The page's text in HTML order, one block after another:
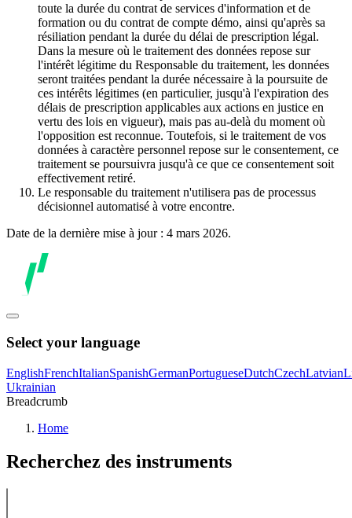
toute la durée du contrat de services d'information et de
formation ou du contrat de compte démo, ainsi qu'après sa
résiliation pendant la durée du délai de prescription légal.
Dans la mesure où le traitement des données repose sur
l'intérêt légitime du Responsable du traitement, les données
seront traitées pendant la durée nécessaire à la poursuite de
ces intérêts légitimes (en particulier, jusqu'à l'expiration des
délais de prescription applicables aux actions en justice en
vertu des lois en vigueur), mais pas au-delà du moment où
l'opposition est reconnue. Toutefois, si le traitement de vos
données à caractère personnel repose sur le consentement, ce
traitement se poursuivra jusqu'à ce que ce consentement soit
effectivement retiré.
Le responsable du traitement n'utilisera pas de processus
décisionnel automatisé à votre encontre.
Date de la dernière mise à jour : 4 mars 2026.
Select your language
EnglishFrenchItalianSpanishGermanPortugueseDutchCzechLatvian
Ukrainian
Breadcrumb
Home
Recherchez des instruments